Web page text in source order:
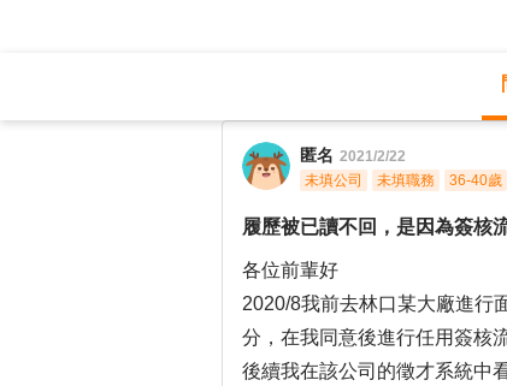
匿名 2021/2/22
未填公司
未填職務 36-40歲
履歷被已讀不回，是因為簽核
各位前輩好
2020/8我前去林口某大廠進行
分，在我同意後進行任用簽核
後續我在該公司的徵才系統中